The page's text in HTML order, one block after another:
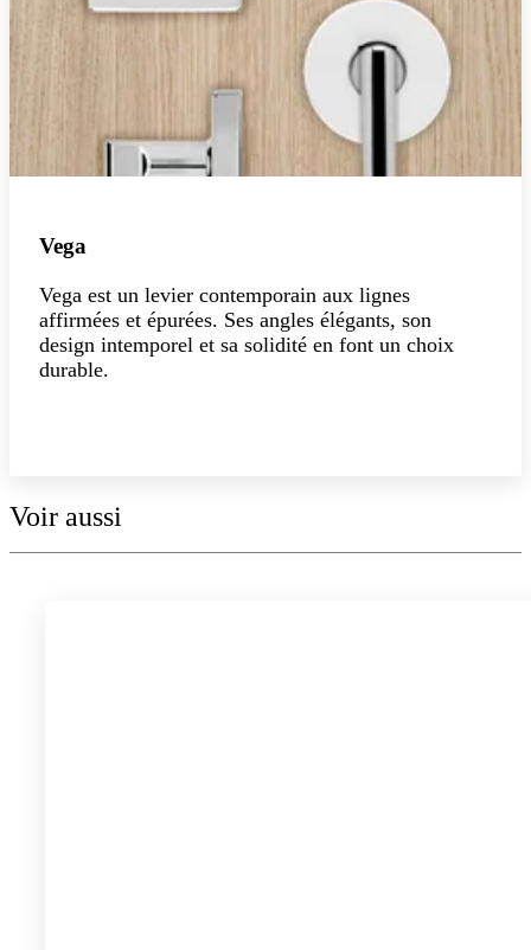
Vega
Vega est un levier contemporain aux lignes
affirmées et épurées. Ses angles élégants, son
design intemporel et sa solidité en font un choix
durable.
Voir aussi